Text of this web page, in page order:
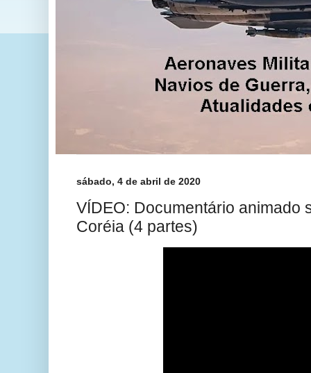
sábado, 4 de abril de 2020
VÍDEO: Documentário animado
Coréia (4 partes)